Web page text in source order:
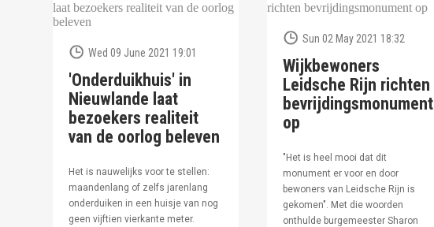
Wed 09 June 2021 19:01
'Onderduikhuis' in
Nieuwlande laat
bezoekers realiteit
van de oorlog beleven
Het is nauwelijks voor te stellen:
maandenlang of zelfs jarenlang
onderduiken in een huisje van nog
geen vijftien vierkante meter.
Sun 02 May 2021 18:32
Wijkbewoners
Leidsche Rijn richten
bevrijdingsmonument
op
"Het is heel mooi dat dit
monument er voor en door
bewoners van Leidsche Rijn is
gekomen". Met die woorden
onthulde burgemeester Sharon